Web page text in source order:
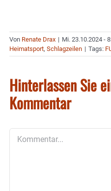
Von Renate Drax | Mi. 23.10.2024 -
Heimatsport, Schlagzeilen | Tags:
Hinterlassen Sie
Kommentar